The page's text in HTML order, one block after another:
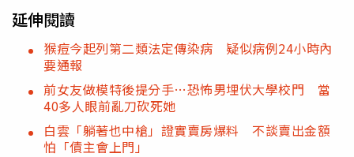
延伸閱讀
猴痘今起列第二類法定傳染病 疑似病例24小時內
要通報
前女友做模特後提分手…恐怖男埋伏大學校門 當
40多人眼前亂刀砍死她
白雲「躺著也中槍」證實賣房爆料 不談賣出金額
怕「債主會上門」